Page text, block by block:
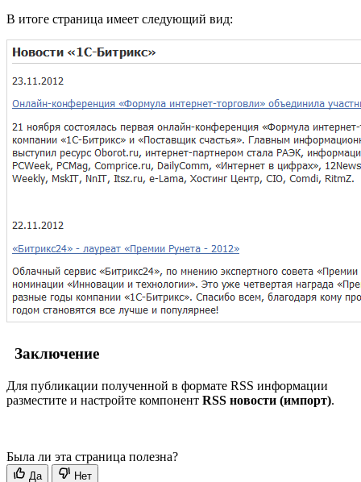
В итоге страница имеет следующий вид:
Заключение
Для публикации полученной в формате RSS информации
разместите и настройте компонент RSS новости (импорт).
Была ли эта страница полезна?
Да Нет